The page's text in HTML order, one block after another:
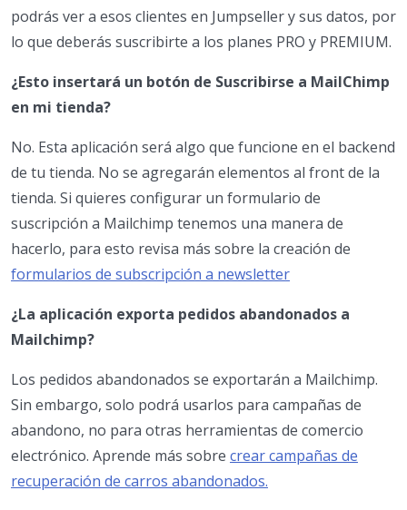
podrás ver a esos clientes en Jumpseller y sus datos, por
lo que deberás suscribirte a los planes PRO y PREMIUM.
¿Esto insertará un botón de Suscribirse a MailChimp
en mi tienda?
No. Esta aplicación será algo que funcione en el backend
de tu tienda. No se agregarán elementos al front de la
tienda. Si quieres configurar un formulario de
suscripción a Mailchimp tenemos una manera de
hacerlo, para esto revisa más sobre la creación de
formularios de subscripción a newsletter
¿La aplicación exporta pedidos abandonados a
Mailchimp?
Los pedidos abandonados se exportarán a Mailchimp.
Sin embargo, solo podrá usarlos para campañas de
abandono, no para otras herramientas de comercio
electrónico. Aprende más sobre crear campañas de
recuperación de carros abandonados.